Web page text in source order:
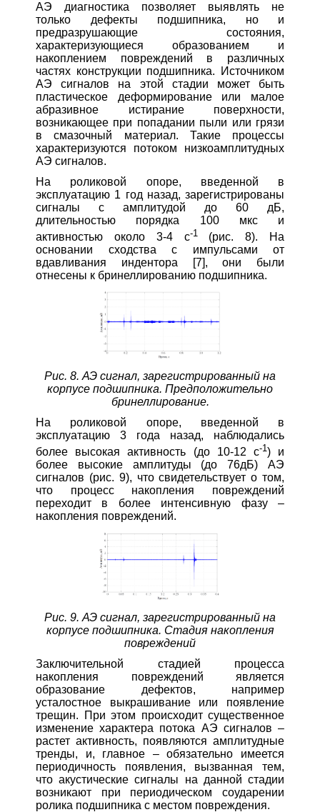
АЭ диагностика позволяет выявлять не
только дефекты подшипника, но и
предразрушающие состояния,
характеризующиеся образованием и
накоплением повреждений в различных
частях конструкции подшипника. Источником
АЭ сигналов на этой стадии может быть
пластическое деформирование или малое
абразивное истирание поверхности,
возникающее при попадании пыли или грязи
в смазочный материал. Такие процессы
характеризуются потоком низкоамплитудных
АЭ сигналов.
На роликовой опоре, введенной в
эксплуатацию 1 год назад, зарегистрированы
сигналы с амплитудой до 60 дБ,
длительностью порядка 100 мкс и
активностью около 3‑4 с-1(рис. 8). На
основании сходства с импульсами от
вдавливания индентора [7], они были
отнесены к бринеллированию подшипника.
Рис. 8. АЭ сигнал, зарегистрированный на
корпусе подшипника. Предположительно
бринеллирование.
На роликовой опоре, введенной в
эксплуатацию 3 года назад, наблюдались
более высокая активность (до 10‑12 с-1) и
более высокие амплитуды (до 76дБ) АЭ
сигналов (рис. 9), что свидетельствует о том,
что процесс накопления повреждений
переходит в более интенсивную фазу –
накопления повреждений.
Рис. 9. АЭ сигнал, зарегистрированный на
корпусе подшипника. Стадия накопления
повреждений
Заключительной стадией процесса
накопления повреждений является
образование дефектов, например
усталостное выкрашивание или появление
трещин. При этом происходит существенное
изменение характера потока АЭ сигналов –
растет активность, появляются амплитудные
тренды, и, главное – обязательно имеется
периодичность появления, вызванная тем,
что акустические сигналы на данной стадии
возникают при периодическом соударении
ролика подшипника с местом повреждения.